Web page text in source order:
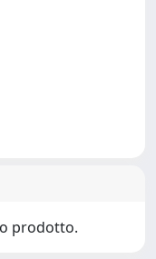
prodotto.